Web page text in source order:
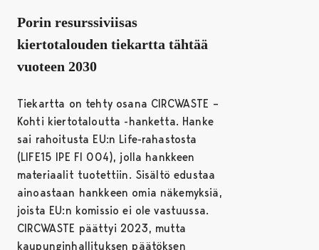
Porin resurssiviisas
kiertotalouden tiekartta tähtää
vuoteen 2030
Tiekartta on tehty osana CIRCWASTE –
Kohti kiertotaloutta -hanketta. Hanke
sai rahoitusta EU:n Life-rahastosta
(LIFE15 IPE FI 004), jolla hankkeen
materiaalit tuotettiin. Sisältö edustaa
ainoastaan hankkeen omia näkemyksiä,
joista EU:n komissio ei ole vastuussa.
CIRCWASTE päättyi 2023, mutta
kaupunginhallituksen päätöksen